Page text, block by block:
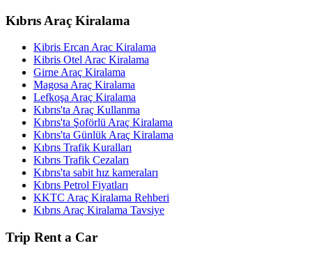
Kıbrıs Araç Kiralama
Kibris Ercan Arac Kiralama
Kibris Otel Arac Kiralama
Girne Araç Kiralama
Magosa Araç Kiralama
Lefkoşa Araç Kiralama
Kıbrıs'ta Araç Kullanma
Kıbrıs'ta Şoförlü Araç Kiralama
Kıbrıs'ta Günlük Araç Kiralama
Kıbrıs Trafik Kuralları
Kıbrıs Trafik Cezaları
Kıbrıs'ta sabit hız kameraları
Kıbrıs Petrol Fiyatları
KKTC Araç Kiralama Rehberi
Kıbrıs Araç Kiralama Tavsiye
Trip Rent a Car